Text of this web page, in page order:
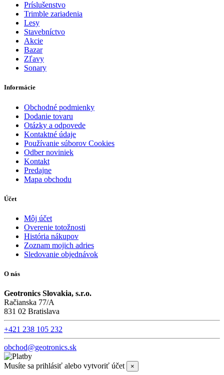
Príslušenstvo
Trimble zariadenia
Lesy
Stavebníctvo
Akcie
Bazar
Zľavy
Sonary
Informácie
Obchodné podmienky
Dodanie tovaru
Otázky a odpovede
Kontaktné údaje
Používanie súborov Cookies
Odber noviniek
Kontakt
Predajne
Mapa obchodu
Účet
Môj účet
Overenie totožnosti
História nákupov
Zoznam mojich adries
Sledovanie objednávok
O nás
Geotronics Slovakia, s.r.o.
Račianska 77/A
831 02 Bratislava
+421 238 105 232
obchod@geotronics.sk
Musíte sa prihlásiť alebo vytvoriť účet ×